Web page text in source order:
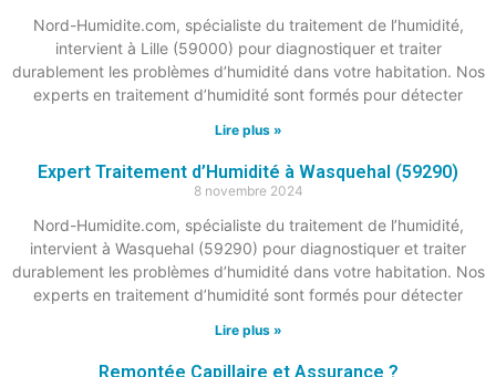
Nord-Humidite.com, spécialiste du traitement de l’humidité,
intervient à Lille (59000) pour diagnostiquer et traiter
durablement les problèmes d’humidité dans votre habitation. Nos
experts en traitement d’humidité sont formés pour détecter
Lire plus »
Expert Traitement d’Humidité à Wasquehal (59290)
8 novembre 2024
Nord-Humidite.com, spécialiste du traitement de l’humidité,
intervient à Wasquehal (59290) pour diagnostiquer et traiter
durablement les problèmes d’humidité dans votre habitation. Nos
experts en traitement d’humidité sont formés pour détecter
Lire plus »
Remontée Capillaire et Assurance ?